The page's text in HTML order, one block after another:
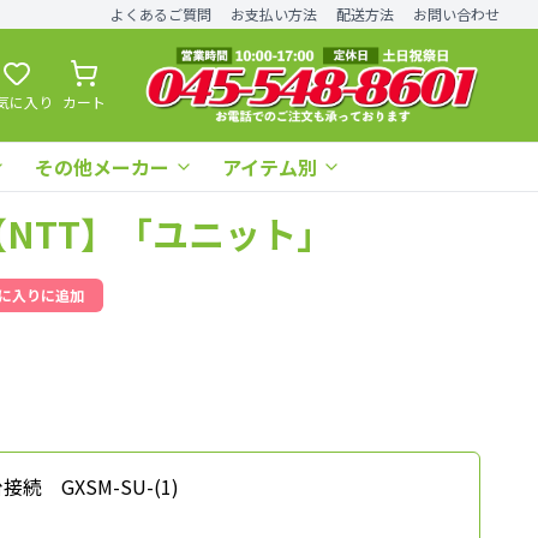
よくあるご質問 お支払い方法 配送方法 お問い合わせ
に入り カート
その他メーカー アイテム別
】「ユニット」
入りに追加
接続 GXSM-SU-(1)